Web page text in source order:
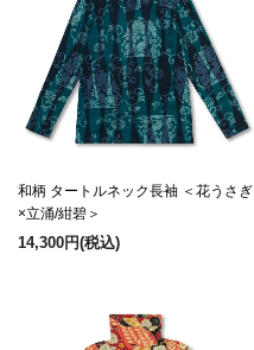
和柄 タートルネック長袖 ＜花うさぎ
×立涌/紺碧＞
14,300円(税込)